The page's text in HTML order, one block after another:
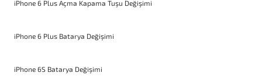
iPhone 6 Plus Açma Kapama Tuşu Değişimi
iPhone 6 Plus Batarya Değişimi
iPhone 6S Batarya Değişimi